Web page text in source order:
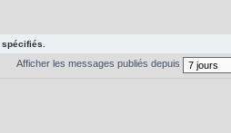
Afficher les messages publiés depuis